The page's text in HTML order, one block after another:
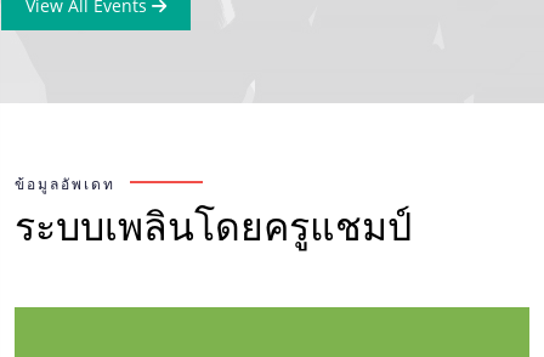
View All Events
ข้อมูลอัพเดท
ระบบเพลินโดยครูแชมป์